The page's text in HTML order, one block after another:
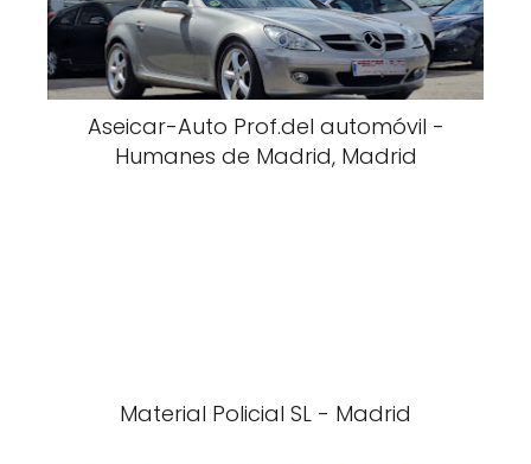
Aseicar-Auto Prof.del automóvil -
Humanes de Madrid, Madrid
Material Policial SL - Madrid